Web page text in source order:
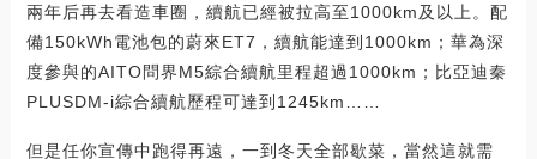
兩年后再去看造車圈，續航已經被拉高至1000km及以上。配
備150kWh電池包的蔚來ET7，續航能達到1000km；華為深
度參與的AITO問界M5綜合續航里程超過1000km；比亞迪秦
PLUSDM-i綜合續航歷程可達到1245km……
但是任你宣傳中跑得再遠，一到冬天全部歇菜，當然這就需